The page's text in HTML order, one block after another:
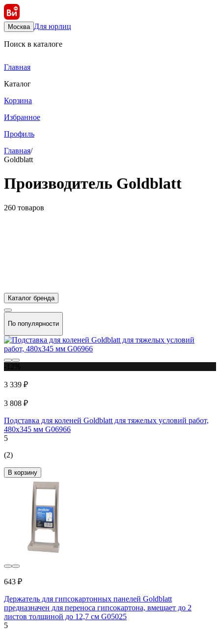
Москва Для юрлиц
Поиск в каталоге
Главная
Каталог
Корзина
Избранное
Профиль
Главная/
Goldblatt
Производитель Goldblatt
260 товаров
Каталог бренда
По популярности
3 339 ₽
3 808 ₽
Подставка для коленей Goldblatt для тяжелых условий работ,
480x345 мм G06966
5
(2)
В корзину
643 ₽
Держатель для гипсокартонных панелей Goldblatt
предназначен для переноса гипсокартона, вмещает до 2
листов толщиной до 12,7 см G05025
5